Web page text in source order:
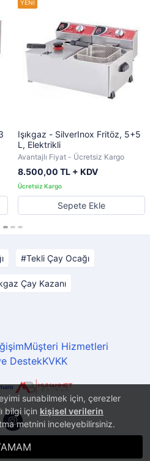
sunabilmek için, çerezler
bilgi için kişisel verilerin
metnini inceleyebilirsiniz.
Işıkgaz - SilverInox Fritöz, 5+5
L, Elektrikli
Avantajlı Fiyat - Ücretsiz Kargo
8.500,00 TL + KDV
Sepete Ekle
Tekli Çay Ocağı
Çay Kazanı
Müşteri Hizmetleri
DestekKVKK
Sistemi